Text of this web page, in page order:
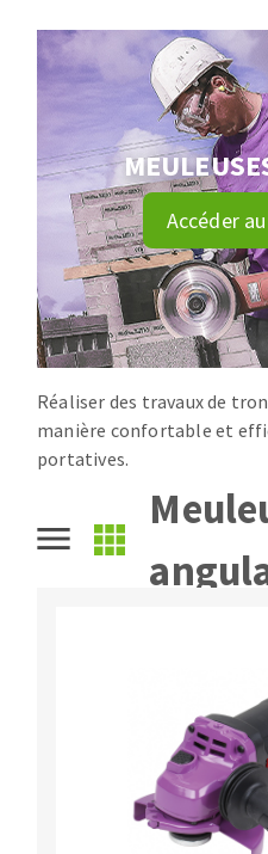
Disques fibre
Roues à lamelles
Meules sur tige
Brosses
Meules de tourets
Feutres à polir
Bandes sans fin
Rouleaux d'atelier
Aspirateurs
MACHINES POUR
Tronçonneuses
Scies à ruban
Perceuses
Perceuses magnétiques
Affuteurs de forets
Tourets
Ponceuses
OUTILS
Fraises scies
Accéder
Réaliser des travaux de
manière confortable et
portatives.
Meuleuses